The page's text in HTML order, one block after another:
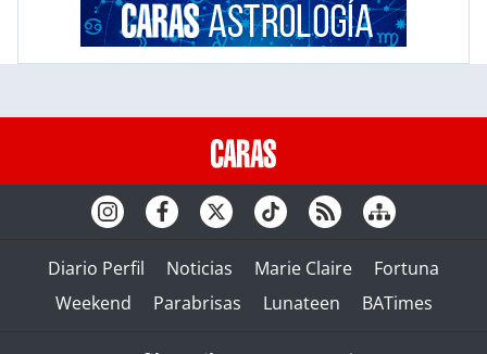
Diario Perfil Noticias Marie Claire
Fortuna
Weekend
Parabrisas Lunateen BATimes